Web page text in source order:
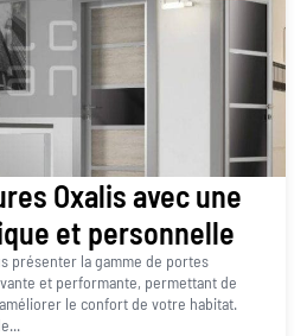
Oxalis avec une
et personnelle
présenter la gamme de portes
et performante, permettant de
le confort de votre habitat.